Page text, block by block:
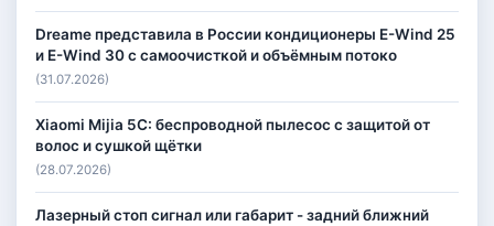
Dreame представила в России кондиционеры E-Wind 25
и E-Wind 30 с самоочисткой и объёмным потоко
(31.07.2026)
Xiaomi Mijia 5C: беспроводной пылесос с защитой от
волос и сушкой щётки
(28.07.2026)
Лазерный стоп сигнал или габарит - задний ближний